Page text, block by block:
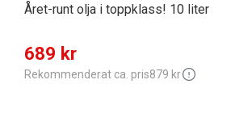
Året-runt olja i toppklass! 10 liter
Det
ursprungliga
689 kr
Det
nuvarande
Rekommenderat ca. pris879 kr